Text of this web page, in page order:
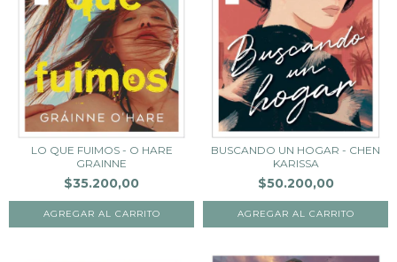
LO QUE FUIMOS - O HARE
GRAINNE
$35.200,00
BUSCANDO UN HOGAR - CHEN
KARISSA
$50.200,00